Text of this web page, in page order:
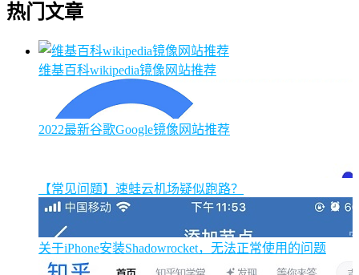
热门文章
维基百科wikipedia镜像网站推荐
2022最新谷歌Google镜像网站推荐
【常见问题】速蛙云机场疑似跑路？
关于iPhone安装Shadowrocket，无法正常使用的问题